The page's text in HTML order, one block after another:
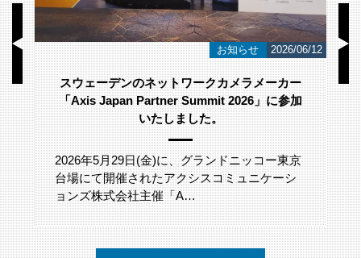
お知らせ 2026/06/12
スウェーデンのネットワークカメラメーカー
「Axis Japan Partner Summit 2026」に参加
いたしました。
2026年5月29日(金)に、グランドニッコー東京
台場にて開催されたアクシスコミュニケーシ
ョンズ株式会社主催「A…